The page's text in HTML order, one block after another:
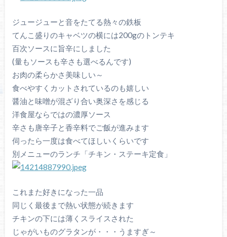
ジュージューと音をたてる熱々の鉄板
てんこ盛りのキャベツの横には200gのトンテキ
百次ソースに旨辛にしました
(量もソースも辛さも選べるんです)
お肉の柔らかさ美味しい～
食べやすくカットされているのも嬉しい
醤油と味噌が混ざり合い奥深さを感じる
洋食屋ならではの濃厚ソース
辛さも唐辛子と香辛料でご飯が進みます
伺ったら一度は食べてほしいくらいです
別メニューのランチ「チキン・ステーキ定食」
これまた好きになった一品
同じく最後まで熱い状態が続きます
チキンの下には薄くスライスされた
じゃがいものグラタンが・・・うますぎ～